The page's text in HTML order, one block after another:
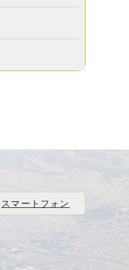
スマートフォン